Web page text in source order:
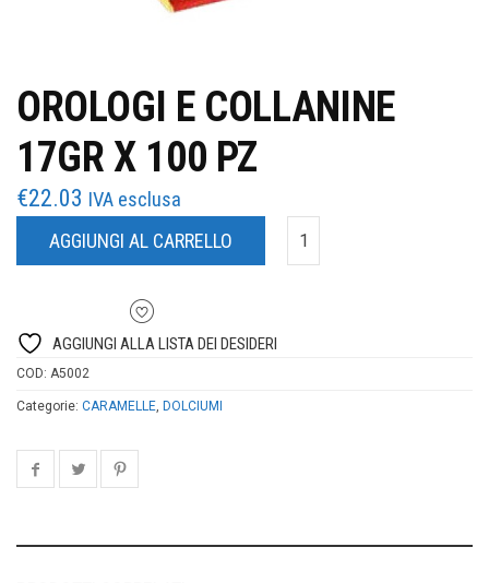
OROLOGI E COLLANINE
17GR X 100 PZ
€22.03 IVA esclusa
AGGIUNGI AL CARRELLO
AGGIUNGI ALLA LISTA DEI DESIDERI
COD: A5002
Categorie: CARAMELLE, DOLCIUMI